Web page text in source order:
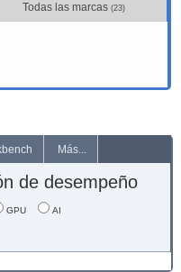
Todas las marcas (23)
Más...
de desempeño
GPU AI